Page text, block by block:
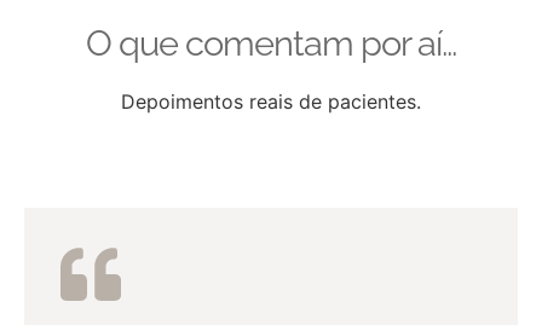
O que comentam por aí...
Depoimentos reais de pacientes.